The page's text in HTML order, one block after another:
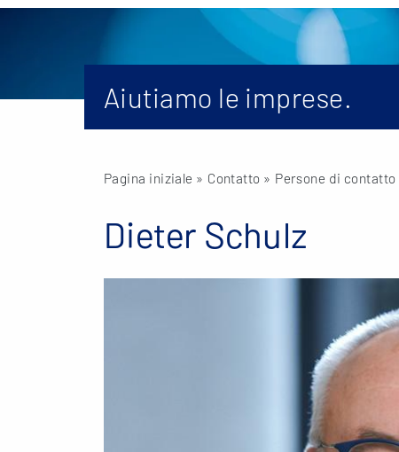
Aiutiamo le imprese.
Pagina iniziale » Contatto » Persone di contatto
Dieter Schulz